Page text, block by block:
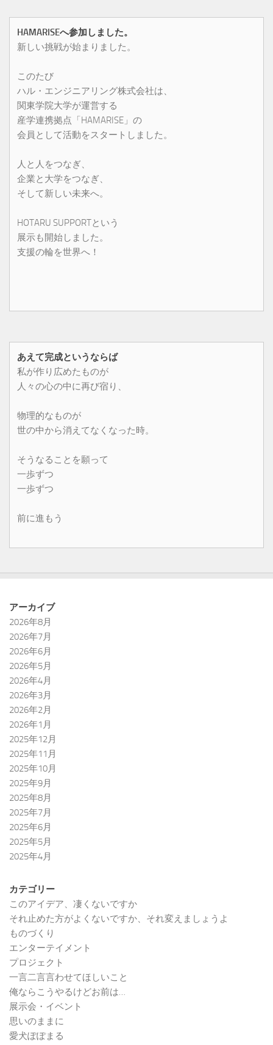
HAMARISEへ参加しました。
新しい挑戦が始まりました。
このたび
ハル・エンジニアリング株式会社は、
関東学院大学が運営する
産学連携拠点「HAMARISE」の
会員として活動をスタートしました。
人と人をつなぎ、
企業と大学をつなぎ、
そして新しい未来へ。
HOTARU SUPPORTという
展示も開始しました。
支援の輪を世界へ！
あえて完成というならば
私が作り広めたものが
人々の心の中に再び宿り、
物理的なものが
世の中から消えてなくなった時。
そうなることを願って
一歩ずつ
一歩ずつ
前に進もう
アーカイブ
2026年8月
2026年7月
2026年6月
2026年5月
2026年4月
2026年3月
2026年2月
2026年1月
2025年12月
2025年11月
2025年10月
2025年9月
2025年8月
2025年7月
2025年6月
2025年5月
2025年4月
カテゴリー
このアイデア、凄くないですか
それ止めた方がよくないですか、それ変えましょうよ
ものづくり
エンターテイメント
プロジェクト
一言二言言わせてほしいこと
俺ならこうやるけどお前は…
展示会・イベント
思いのままに
愛犬ぽぽまる